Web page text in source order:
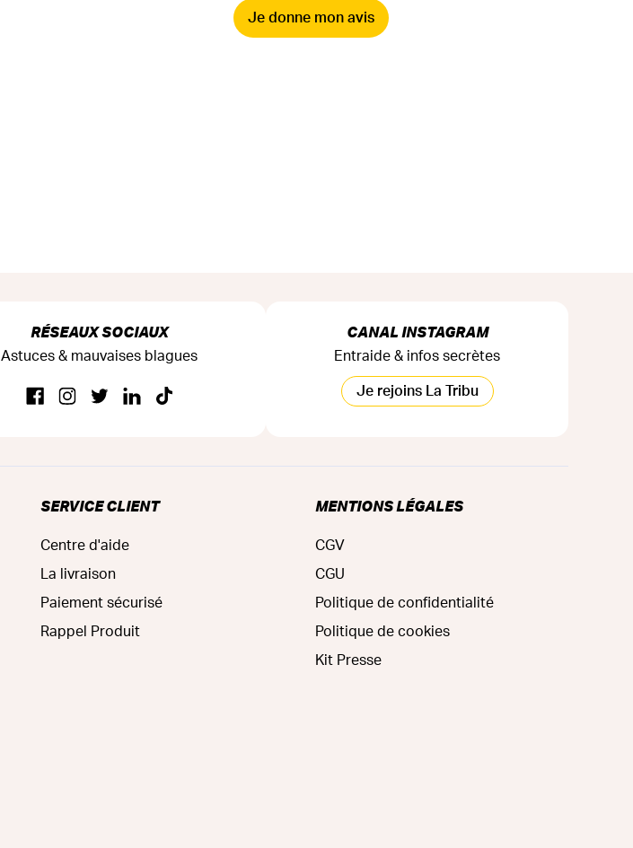
Je donne mon avis
RÉSEAUX SOCIAUX
Astuces & mauvaises blagues
CANAL INSTAGRAM
Entraide & infos secrètes
Je rejoins La Tribu
SERVICE CLIENT
Centre d'aide
La livraison
Paiement sécurisé
Rappel Produit
MENTIONS LÉGALES
CGV
CGU
Politique de confidentialité
Politique de cookies
Kit Presse